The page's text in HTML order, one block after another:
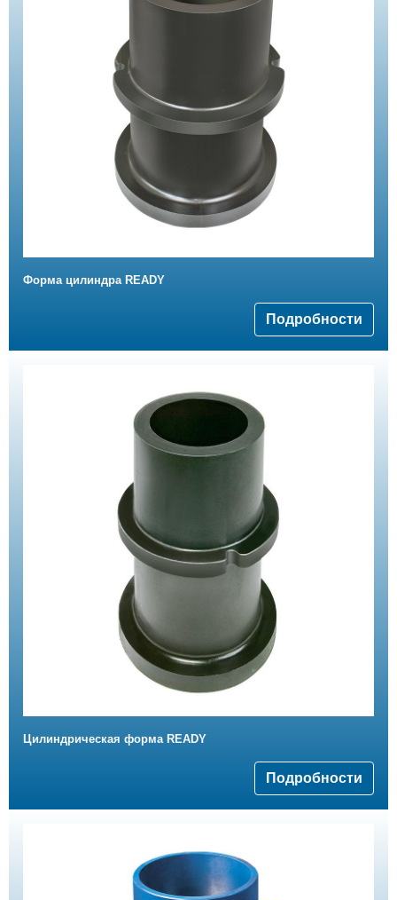
Форма цилиндра READY
Подробности
Цилиндрическая форма READY
Подробности